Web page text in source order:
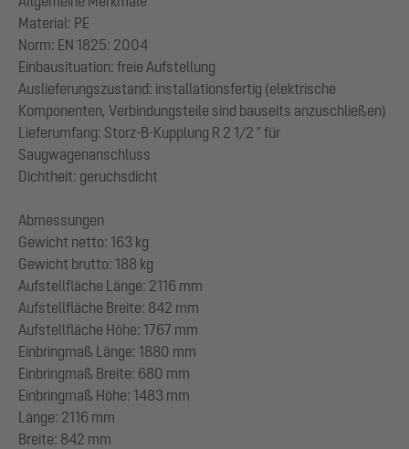
Material: PE
Norm: EN 1825: 2004
Einbausituation: freie Aufstellung
Auslieferungszustand: installationsfertig (elektrische
Komponenten, Verbindungsteile sind bauseits anzuschließen)
Lieferumfang: Storz-B-Kupplung R 2 1/2 " für
Saugwagenanschluss
Dichtheit: geruchsdicht
Abmessungen
Gewicht netto: 163 kg
Gewicht brutto: 188 kg
Aufstellfläche Länge: 2116 mm
Aufstellfläche Breite: 842 mm
Aufstellfläche Höhe: 1767 mm
Einbringmaß Länge: 1880 mm
Einbringmaß Breite: 680 mm
Einbringmaß Höhe: 1483 mm
Länge: 2116 mm
Breite: 842 mm